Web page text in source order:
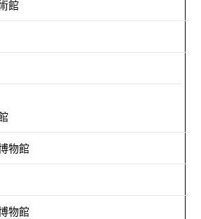
館
物館
物館